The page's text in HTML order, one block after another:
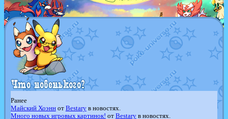
Ранее
Майский Хоэннот Bestaryв новостях.
Много новых игровых картинок! от Bestaryв новостях.